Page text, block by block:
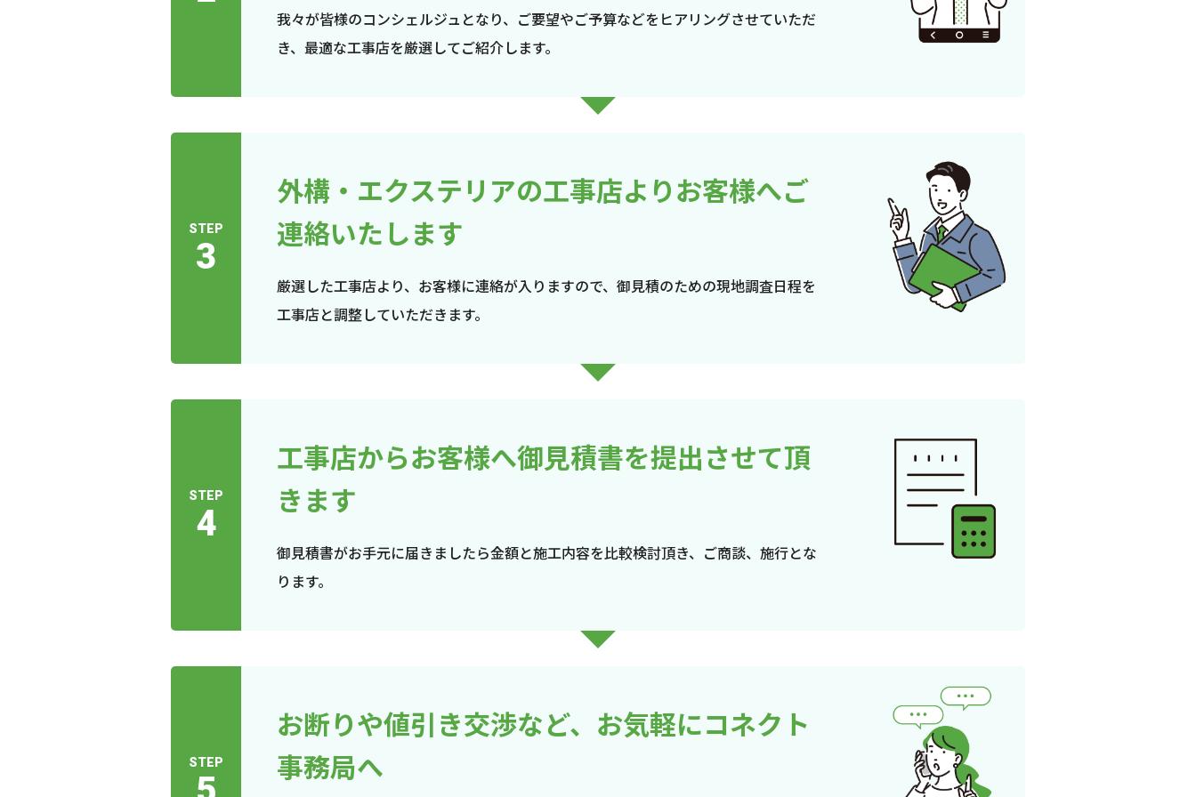
我々が皆様のコンシェルジュとなり、ご要望やご予算などをヒアリングさせていただ
き、最適な工事店を厳選してご紹介します。
STEP
3
外構・エクステリアの工事店よりお客様へご
連絡いたします
厳選した工事店より、お客様に連絡が入りますので、御見積のための現地調査日程を
工事店と調整していただきます。
STEP
4
工事店からお客様へ御見積書を提出させて頂
きます
御見積書がお手元に届きましたら金額と施工内容を比較検討頂き、ご商談、施行とな
ります。
STEP
お断りや値引き交渉など、お気軽にコネクト
事務局へ